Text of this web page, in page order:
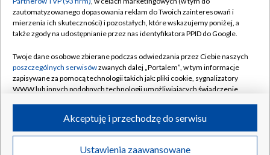
Centrum informacji TVP
Naziemna Telewizja Cyfrowa
Rada Programowa
System NOS
Informacje o nadawcy
Program dla prasy
Moje zgody
Pomoc
Kontakt
Kanały
©2026 Telewizja Polska S.A. w likwidacji
zautomatyzowanego dopasowania reklam do Twoich zainteresowań i
mierzenia ich skuteczności) i pozostałych, które wskazujemy poniżej, a
także zgody na udostępnianie przez nas identyfikatora PPID do Google.
Twoje dane osobowe zbierane podczas odwiedzania przez Ciebie naszych
poszczególnych serwisówzwanych dalej „Portalem”, w tym informacje
zapisywane za pomocą technologii takich jak: pliki cookie, sygnalizatory
WWW lub innych podobnych technologii umożliwiających świadczenie
ruchu w Internecie.
Twoje dane osobowe zbierane podczas odwiedzania przez Ciebie
Ustawienia zaawansowane
Akceptuję i przechodzę do serwisu